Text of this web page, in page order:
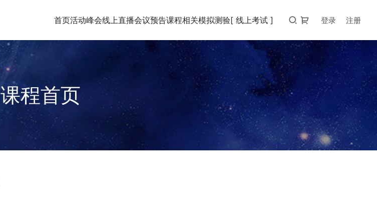
首页活动峰会线上直播会议预告课程相关模拟测验[ 线上考试 ] 登录 注册
课程首页